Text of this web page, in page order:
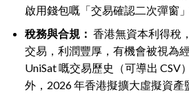
啟用錢包嘅「交易確認二次彈窗」
稅務與合規： 香港無資本利得稅
交易，利潤豐厚，有機會被視為
UniSat 嘅交易歷史（可導出 CSV
外，2026 年香港擬擴大虛擬資產